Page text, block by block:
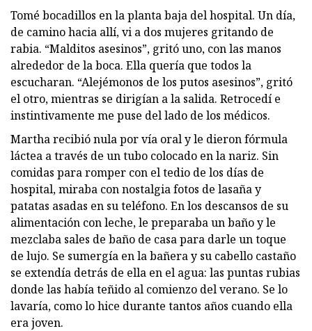
Tomé bocadillos en la planta baja del hospital. Un día,
de camino hacia allí, vi a dos mujeres gritando de
rabia. “Malditos asesinos”, gritó uno, con las manos
alrededor de la boca. Ella quería que todos la
escucharan. “Alejémonos de los putos asesinos”, gritó
el otro, mientras se dirigían a la salida. Retrocedí e
instintivamente me puse del lado de los médicos.
Martha recibió nula por vía oral y le dieron fórmula
láctea a través de un tubo colocado en la nariz. Sin
comidas para romper con el tedio de los días de
hospital, miraba con nostalgia fotos de lasaña y
patatas asadas en su teléfono. En los descansos de su
alimentación con leche, le preparaba un baño y le
mezclaba sales de baño de casa para darle un toque
de lujo. Se sumergía en la bañera y su cabello castaño
se extendía detrás de ella en el agua: las puntas rubias
donde las había teñido al comienzo del verano. Se lo
lavaría, como lo hice durante tantos años cuando ella
era joven.